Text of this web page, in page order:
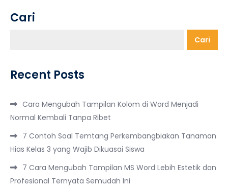
Cari
Cari
Recent Posts
Cara Mengubah Tampilan Kolom di Word Menjadi
Normal Kembali Tanpa Ribet
7 Contoh Soal Temtang Perkembangbiakan Tanaman
Hias Kelas 3 yang Wajib Dikuasai Siswa
7 Cara Mengubah Tampilan MS Word Lebih Estetik dan
Profesional Ternyata Semudah Ini